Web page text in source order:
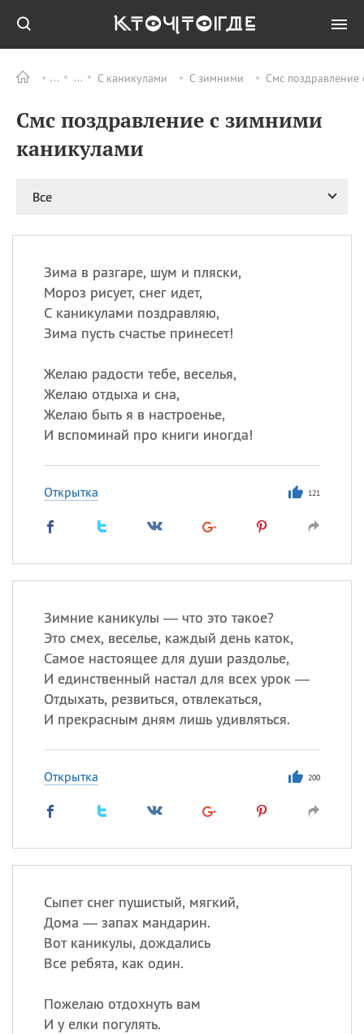
С каникулами С зимними Смс
Смс поздравление с зимними
каникулами
Все
Зима в разгаре, шум и пляски,
Мороз рисует, снег идет,
С каникулами поздравляю,
Зима пусть счастье принесет!
Желаю радости тебе, веселья,
Желаю отдыха и сна,
Желаю быть я в настроенье,
И вспоминай про книги иногда!
Открытка 121
Зимние каникулы — что это такое?
Это смех, веселье, каждый день каток,
Самое настоящее для души раздолье,
И единственный настал для всех урок —
Отдыхать, резвиться, отвлекаться,
И прекрасным дням лишь удивляться.
Открытка 200
Сыпет снег пушистый, мягкий,
Дома — запах мандарин.
Вот каникулы, дождались
Все ребята, как один.
Пожелаю отдохнуть вам
И у елки погулять.
ПРАЗДНИКИ Все
11.08 Рождество святителя
праздник
12.08 День
(День ВВС) РФ
Сегодня празднуют именины
Акакий ,Василий
Еще
,
Антонина
Еще